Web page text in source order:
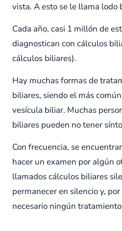
vista. A esto se le llama lodo
Cada año, casi 1 millón de
diagnostican con cálculos
cálculos biliares).
Hay muchas formas de
biliares, siendo el más
vesícula biliar. Muchas
biliares pueden no tener
Con frecuencia, se
hacer un examen por algún
llamados cálculos biliares
permanecer en silencio y,
necesario ningún